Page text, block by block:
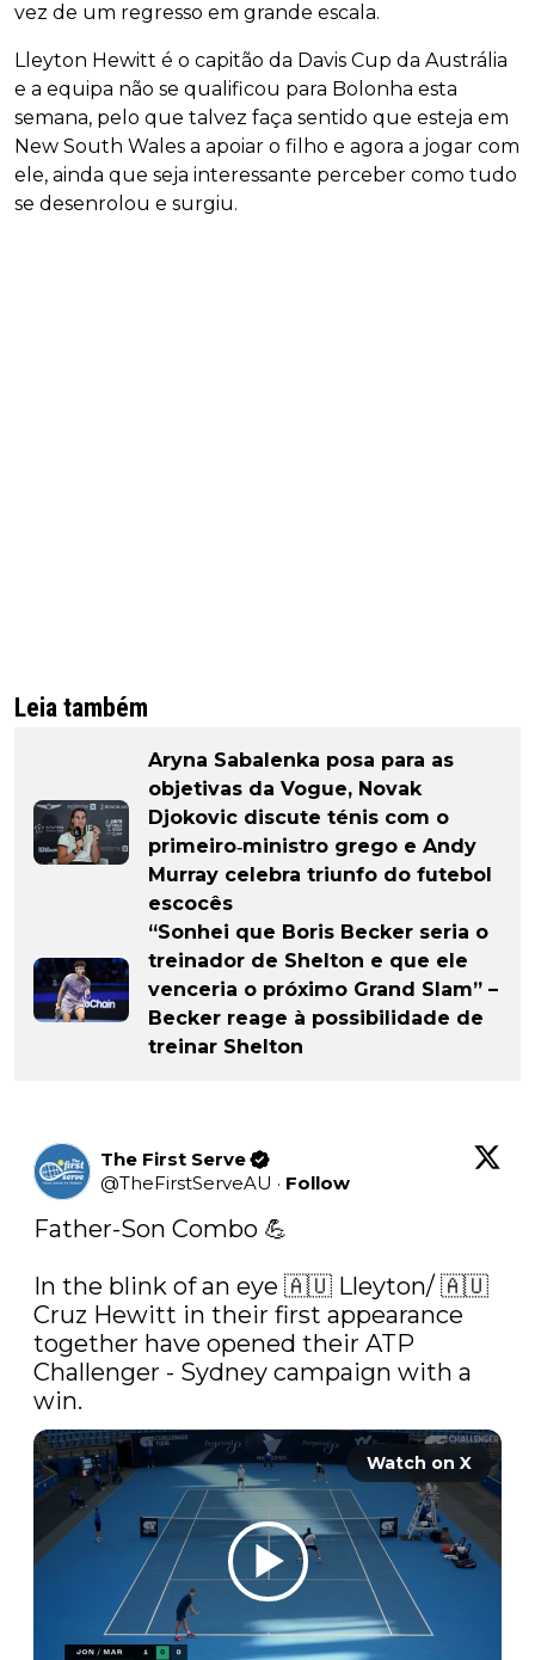
vez de um regresso em grande escala.
Lleyton Hewitt é o capitão da Davis Cup da Austrália
e a equipa não se qualificou para Bolonha esta
semana, pelo que talvez faça sentido que esteja em
New South Wales a apoiar o filho e agora a jogar com
ele, ainda que seja interessante perceber como tudo
se desenrolou e surgiu.
Leia também
Aryna Sabalenka posa para as
objetivas da Vogue, Novak
Djokovic discute ténis com o
primeiro‑ministro grego e Andy
Murray celebra triunfo do futebol
escocês
“Sonhei que Boris Becker seria o
treinador de Shelton e que ele
venceria o próximo Grand Slam” –
Becker reage à possibilidade de
treinar Shelton
The First Serve
@TheFirstServeAU · Follow
Father-Son Combo 💪
In the blink of an eye 🇦🇺 Lleyton/ 🇦🇺
Cruz Hewitt in their first appearance
together have opened their ATP
Challenger - Sydney campaign with a
win.
Watch on X